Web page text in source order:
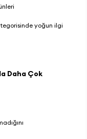
yoğun ilgi
Daha Çok